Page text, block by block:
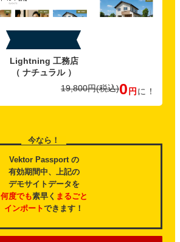
Lightning 工務店
（ ナチュラル ）
19,800円(税込)0 円 に！
今なら！
Vektor Passport の
有効期間中、上記の
デモサイトデータを
何度でも素早く まるごと
インポートできます！